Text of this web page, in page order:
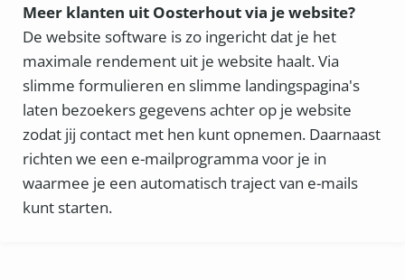
Meer klanten uit Oosterhout via je website?
De website software is zo ingericht dat je het
maximale rendement uit je website haalt. Via
slimme formulieren en slimme landingspagina's
laten bezoekers gegevens achter op je website
zodat jij contact met hen kunt opnemen. Daarnaast
richten we een e-mailprogramma voor je in
waarmee je een automatisch traject van e-mails
kunt starten.